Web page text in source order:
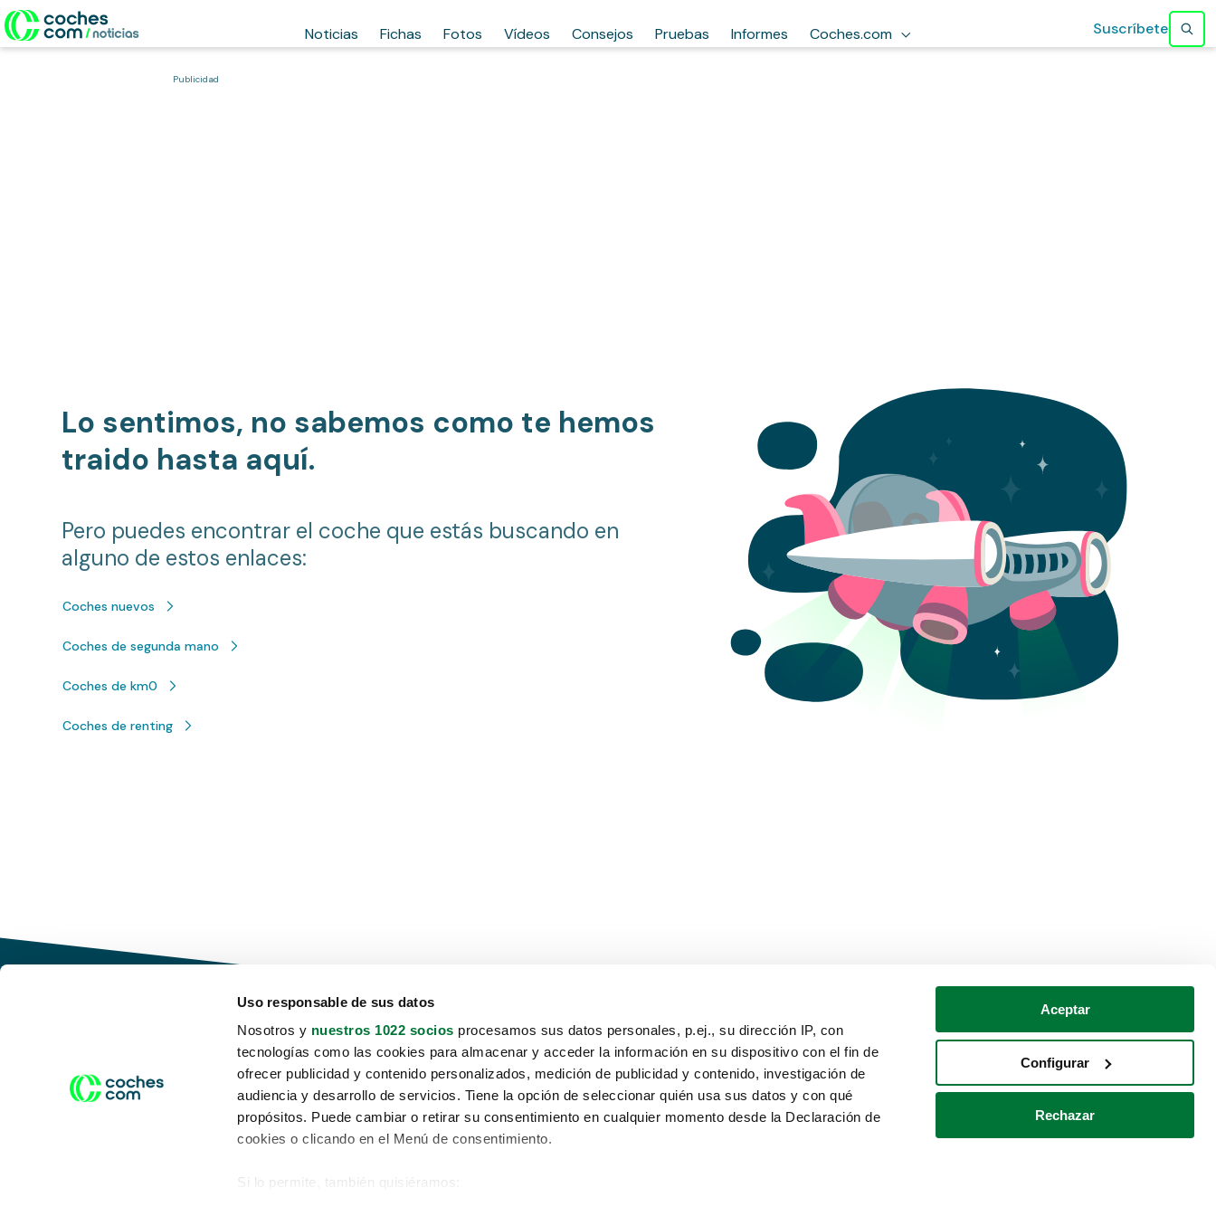
Uso responsable de sus datos
Nosotros y nuestros 1022 socios procesamos sus datos personales, p.ej., su dirección IP, con
tecnologías como las cookies para almacenar y acceder la información en su dispositivo con el fin de
ofrecer publicidad y contenido personalizados, medición de publicidad y contenido, investigación de
audiencia y desarrollo de servicios. Tiene la opción de seleccionar quién usa sus datos y con qué
propósitos. Puede cambiar o retirar su consentimiento en cualquier momento desde la Declaración de
cookies o clicando en el Menú de consentimiento.
Si lo permite, también quisiéramos:
Aceptar
Configurar
Rechazar
Noticias Fichas Fotos Vídeos Consejos Pruebas Informes Coches.com Suscríbete
Publicidad
Lo sentimos, no sabemos como te hemos
traido hasta aquí.
Pero puedes encontrar el coche que estás buscando en
alguno de estos enlaces:
Coches nuevos
Coches de segunda mano
Coches de km0
Coches de renting
Conduce tu futuro,
desata tu movilidad